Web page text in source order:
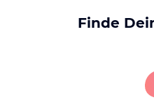
Finde